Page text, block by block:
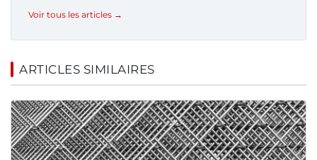
Voir tous les articles →
ARTICLES SIMILAIRES